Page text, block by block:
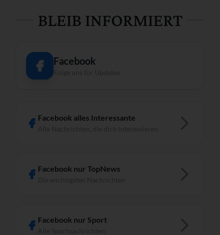
BLEIB INFORMIERT
Facebook
Facebook alles Interessante
Facebook nur TopNews
Facebook nur Sport